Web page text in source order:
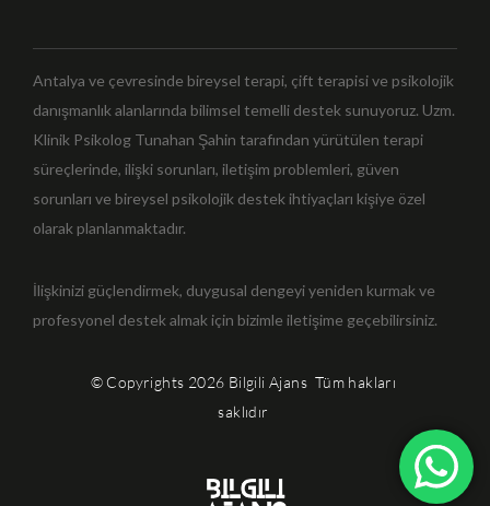
Antalya ve çevresinde bireysel terapi, çift terapisi ve psikolojik
danışmanlık alanlarında bilimsel temelli destek sunuyoruz. Uzm.
Klinik Psikolog Tunahan Şahin tarafından yürütülen terapi
süreçlerinde, ilişki sorunları, iletişim problemleri, güven
sorunları ve bireysel psikolojik destek ihtiyaçları kişiye özel
olarak planlanmaktadır.
İlişkinizi güçlendirmek, duygusal dengeyi yeniden kurmak ve
profesyonel destek almak için bizimle iletişime geçebilirsiniz.
© Copyrights 2026 Bilgili Ajans Tüm hakları
saklıdır